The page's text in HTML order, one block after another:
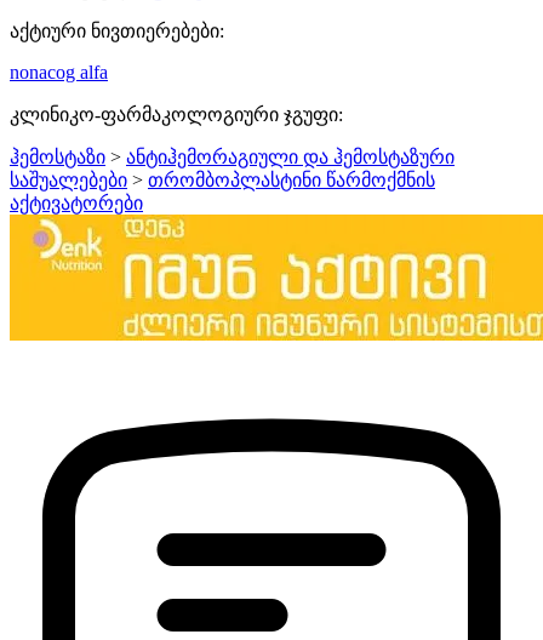
აქტიური ნივთიერებები:
nonacog alfa
კლინიკო-ფარმაკოლოგიური ჯგუფი:
ჰემოსტაზი > ანტიჰემორაგიული და ჰემოსტაზური
საშუალებები > თრომბოპლასტინი წარმოქმნის
აქტივატორები